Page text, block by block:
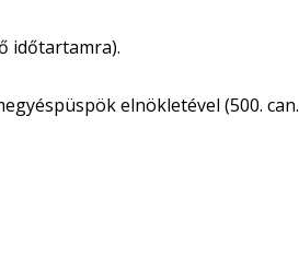
időtartamra).
elnökletével (500. can.